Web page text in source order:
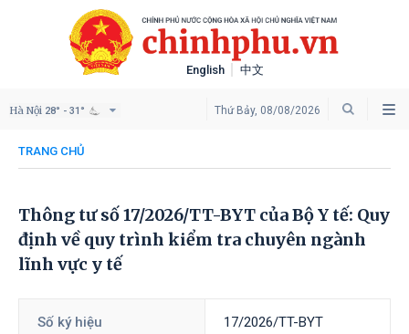
English 中文
Thứ Bảy, 08/08/2026
Hà Nội 28° - 31°
TRANG CHỦ
Thông tư số 17/2026/TT-BYT của Bộ Y tế: Quy
định về quy trình kiểm tra chuyên ngành
lĩnh vực y tế
Số ký hiệu 17/2026/TT-BYT